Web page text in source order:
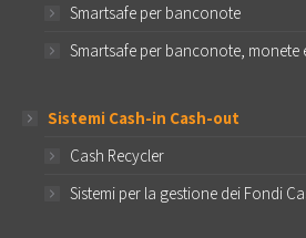
Smartsafe per banconote
Smartsafe per banconote, monete
Sistemi Cash-in Cash-out
Cash Recycler
Sistemi per la gestione dei Fondi